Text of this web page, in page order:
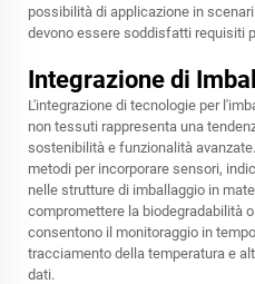
possibilità di applicazione in
devono essere soddisfatti requisiti
Integrazione di
L'integrazione di tecnologie per
non tessuti rappresenta una
sostenibilità e funzionalità
metodi per incorporare sensori,
nelle strutture di imballaggio in
compromettere la biodegradabilità
consentono il monitoraggio in
tracciamento della temperatura e
dati.